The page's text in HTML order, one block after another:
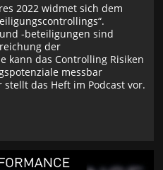
2022 widmet sich dem
-beteiligungen sind
der
kann das Controlling Risiken
messbar
das Heft im Podcast vor.